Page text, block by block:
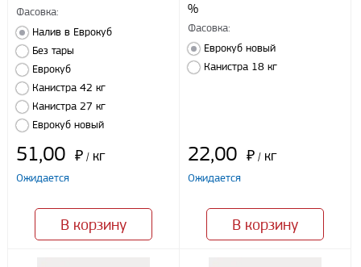
При получении груза
Безналичный расчет
Я даю свое согласие ООО «Улисс» на обработку моих
27.07.2006 N152 ФЗ «О персональных данных», на условиях
целей, определенных
Отправить
Фасовка:
Налив в Еврокуб
Без тары
Еврокуб
Канистра 42 кг
Канистра 27 кг
Еврокуб новый
51,00 ₽ / кг
Ожидается
В корзину
%
Фасовка:
Еврокуб новый
Канистра 18 кг
22,00 ₽ / кг
Ожидается
В корзину